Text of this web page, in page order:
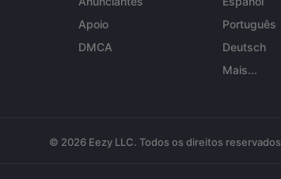
Apoio
DMCA
Português
Deutsch
Mais...
© 2026 Eezy LLC. Todos os direitos reservados